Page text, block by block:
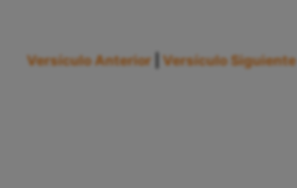
Versículo Anterior |Versículo Siguiente